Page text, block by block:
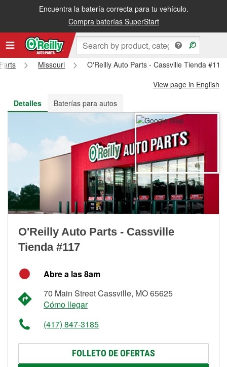
Encuentra la batería correcta para tu vehículo.
Compra baterías SuperStart
Recibe tu orden gratis al día siguiente o recógela en la tienda
Missouri
O'Reilly Auto Parts - Cassville Tienda #117
View page in English
Detalles
Baterías para autos
O'Reilly Auto Parts - Cassville
Tienda #117
Abre a las 8am
70 Main Street Cassville, MO 65625
Cómo llegar
(417) 847-3185
FOLLETO DE OFERTAS